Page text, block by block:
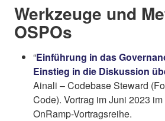
Werkzeuge und
OSPOs
“Einführung in das
Einstieg in die Diskussion
Ainali – Codebase Steward
Code). Vortrag im Juni 2023
OnRamp-Vortragsreihe.